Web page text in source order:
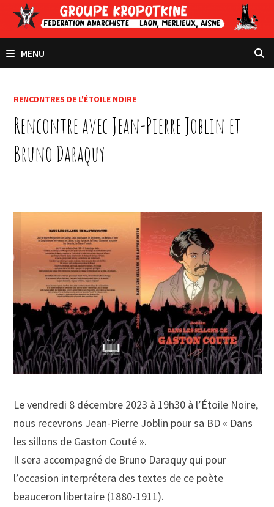
Passer
contenu
MENU
RENCONTRES DE L'ÉTOILE NOIRE
Rencontre avec Jean-Pierre Joblin et
Bruno Daraquy
Le vendredi 8 décembre 2023 à 19h30 à l’Étoile Noire,
nous recevrons Jean-Pierre Joblin pour sa BD « Dans
les sillons de Gaston Couté ».
Il sera accompagné de Bruno Daraquy qui pour
l’occasion interprétera des textes de ce poète
beauceron libertaire (1880-1911).